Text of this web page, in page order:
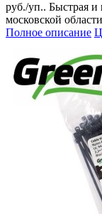
руб./уп.. Быстрая и
московской
Полное описание